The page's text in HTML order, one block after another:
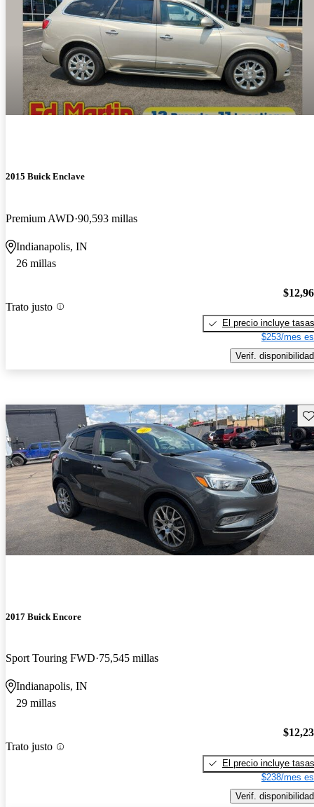
2015 Buick Enclave
Premium AWD 90,593 millas
Indianapolis, IN
26 millas
Trato justo
El precio incluye tasas
$253/mes
Verif. disponibilidad
2017 Buick Encore
Sport Touring FWD 75,545 millas
Indianapolis, IN
29 millas
Trato justo
El precio incluye tasas
$238/mes
Verif. disponibilidad